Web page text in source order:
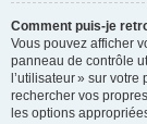
Comment puis-je
Vous pouvez afficher
panneau de contrôle
l’utilisateur » sur
rechercher vos
les options